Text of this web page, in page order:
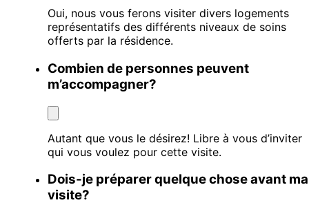
Oui, nous vous ferons visiter divers logements
représentatifs des différents niveaux de soins
offerts par la résidence.
Combien de personnes peuvent
m’accompagner?
Autant que vous le désirez! Libre à vous d’inviter
qui vous voulez pour cette visite.
Dois-je préparer quelque chose avant ma
visite?